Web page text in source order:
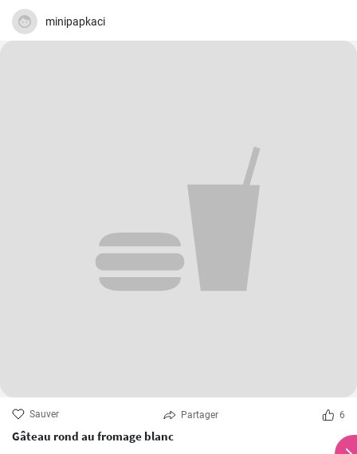
minipapkaci
Sauver Partager 6
Gâteau rond au fromage blanc